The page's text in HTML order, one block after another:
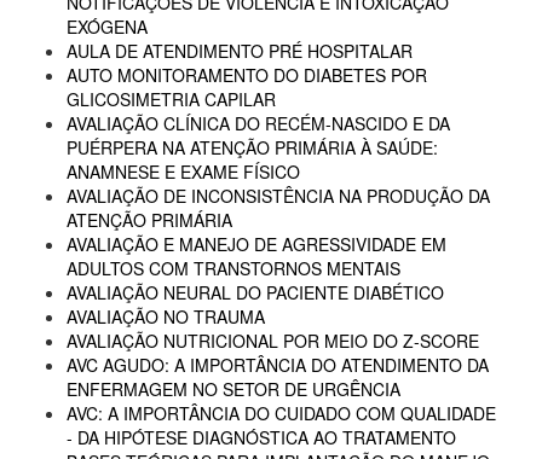
EXÓGENA
AULA DE ATENDIMENTO PRÉ HOSPITALAR
AUTO MONITORAMENTO DO DIABETES POR
GLICOSIMETRIA CAPILAR
AVALIAÇÃO CLÍNICA DO RECÉM-NASCIDO E DA
PUÉRPERA NA ATENÇÃO PRIMÁRIA À SAÚDE:
ANAMNESE E EXAME FÍSICO
AVALIAÇÃO DE INCONSISTÊNCIA NA PRODUÇÃO DA
ATENÇÃO PRIMÁRIA
AVALIAÇÃO E MANEJO DE AGRESSIVIDADE EM
ADULTOS COM TRANSTORNOS MENTAIS
AVALIAÇÃO NEURAL DO PACIENTE DIABÉTICO
AVALIAÇÃO NO TRAUMA
AVALIAÇÃO NUTRICIONAL POR MEIO DO Z-SCORE
AVC AGUDO: A IMPORTÂNCIA DO ATENDIMENTO DA
ENFERMAGEM NO SETOR DE URGÊNCIA
AVC: A IMPORTÂNCIA DO CUIDADO COM QUALIDADE
- DA HIPÓTESE DIAGNÓSTICA AO TRATAMENTO